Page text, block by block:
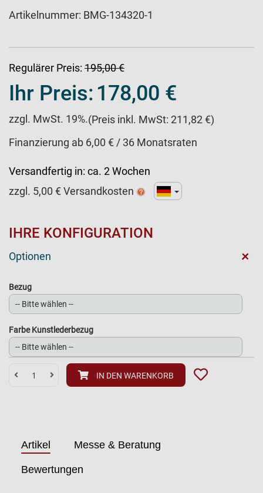
Artikelnummer: BMG-134320-1
Regulärer Preis: 195,00 €
Ihr Preis: 178,00 €
zzgl. MwSt. 19%.(Preis inkl. MwSt: 211,82 €)
Finanzierung ab 6,00 € / 36 Monatsraten
Versandfertig in: ca. 2 Wochen
zzgl. 5,00 € Versandkosten
IHRE KONFIGURATION
Optionen +
Bezug
Farbe Kunstlederbezug
IN DEN WARENKORB
Artikel Messe & Beratung
Bewertungen